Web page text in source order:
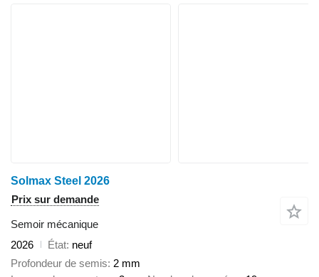
Solmax Steel 2026
Prix sur demande
Semoir mécanique
2026
État neuf
Profondeur de semis 2 mm